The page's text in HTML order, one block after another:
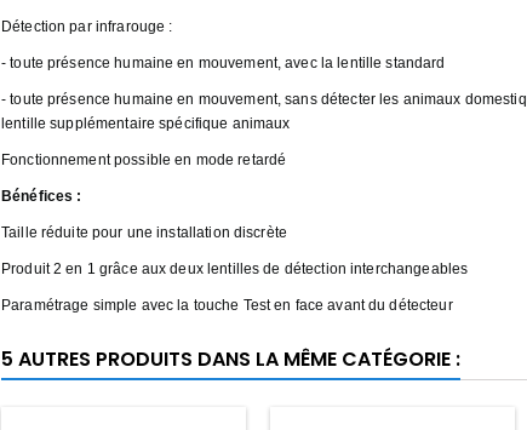
Détection par infrarouge :
- toute présence humaine en mouvement, avec la lentille standard
- toute présence humaine en mouvement, sans détecter les animaux
lentille supplémentaire spécifique animaux
Fonctionnement possible en mode retardé
Bénéfices :
Taille réduite pour une installation discrète
Produit 2 en 1 grâce aux deux lentilles de détection interchangeables
Paramétrage simple avec la touche Test en face avant du détecteur
5 AUTRES PRODUITS DANS LA MÊME CATÉGORIE :